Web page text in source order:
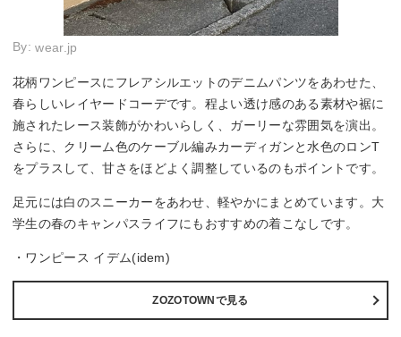
By:wear.jp
花柄ワンピースにフレアシルエットのデニムパンツをあわせた、
春らしいレイヤードコーデです。程よい透け感のある素材や裾に
施されたレース装飾がかわいらしく、ガーリーな雰囲気を演出。
さらに、クリーム色のケーブル編みカーディガンと水色のロンT
をプラスして、甘さをほどよく調整しているのもポイントです。
足元には白のスニーカーをあわせ、軽やかにまとめています。大
学生の春のキャンパスライフにもおすすめの着こなしです。
・ワンピース イデム(idem)
ZOZOTOWNで見る